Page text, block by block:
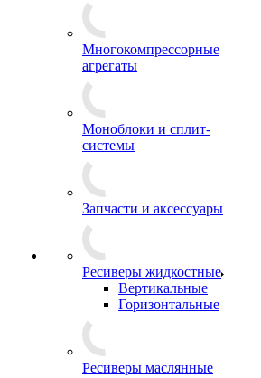
Многокомпрессорные
агрегаты
Моноблоки и сплит-
системы
Запчасти и аксессуары
Ресиверы жидкостные
Вертикальные
Горизонтальные
Ресиверы маслянные